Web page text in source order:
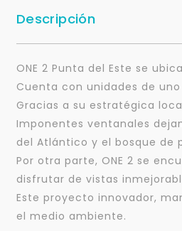
Descripción
ONE 2 Punta del Este se
Cuenta con unidades de
Gracias a su estratégica
Imponentes ventanales
del Atlántico y el bosque de
Por otra parte, ONE 2 se
disfrutar de vistas
Este proyecto innovador,
el medio ambiente.